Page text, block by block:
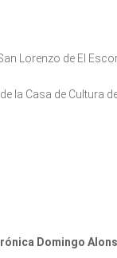
Lorenzo de El
la Casa de Cultura
Domingo